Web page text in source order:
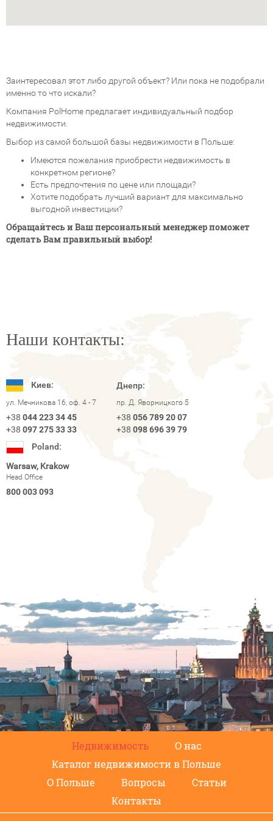
Заинтересовал этот либо другой объект? Или пока не подобрали
именно то что искали?
Компания PolHome предлагает индивидуальный подбор
недвижимости.
Выбор из самой большой базы недвижимости в Польше:
Имеются пожелания приобрести недвижимость в
конкретном регионе?
Есть предпочтения по цене или площади?
Хотите подобрать лучший вариант для максимально
выгодной инвестиции?
Обращайтесь и Ваш персональный менеджер поможет
сделать Вам правильный выбор!
Наши контакты:
Киев:
ул. Мечникова 16, оф. 4 - 7
+38 044 223 34 45
+38 097 275 33 33
Днепр:
пр. Д. Яворницкого 5
+38 056 789 20 07
+38 098 696 39 79
Poland:
Warsaw, Krakow
Head Office
800 003 093
Недвижимость
О нас
Каталог недвижимости в Польше
О Польше
Вопросы
Статьи
Контакты